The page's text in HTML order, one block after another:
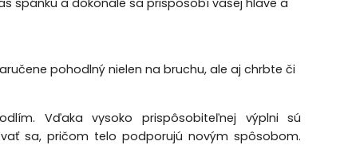
pohodlný nielen na bruchu, ale aj chrbte či
Vďaka vysoko prispôsobiteľnej výplni sú
sa, pričom telo podporujú novým spôsobom.